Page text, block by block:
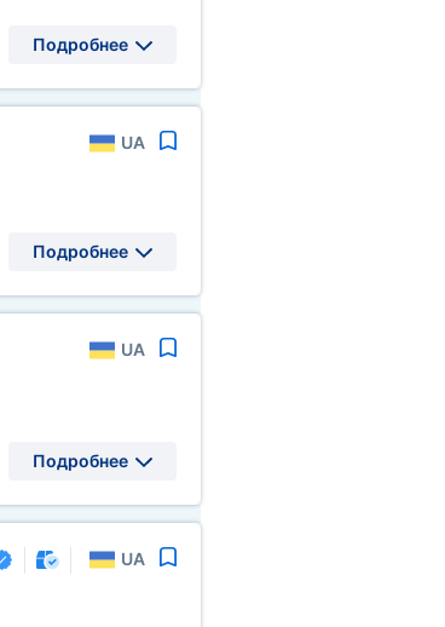
Подробнее
UA
Подробнее
UA
Подробнее
UA